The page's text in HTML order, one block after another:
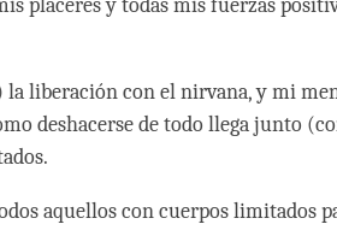
placeres y todas mis fuerzas
la liberación con el nirvana, y mi
deshacerse de todo llega junto
aquellos con cuerpos limitados